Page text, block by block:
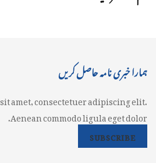
ہمارا خبری نامہ حاصل کریں
amet, consectetuer adipiscing elit.
Aenean commodo ligula eget dolor.
SUBSCRIBE